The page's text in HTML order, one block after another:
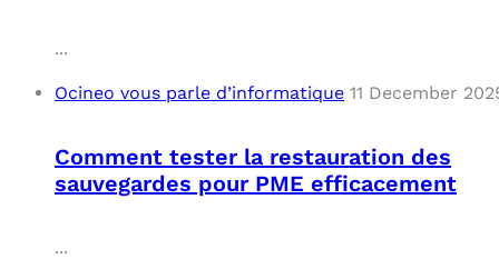
...
Ocineo vous parle d’informatique 11 December
Comment tester la restauration des
sauvegardes pour PME efficacement
...